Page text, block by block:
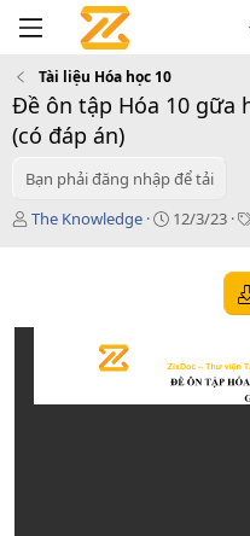
Tài liệu Hóa học 10
Đề ôn tập Hóa 10 gữa
(có đáp án)
Bạn phải đăng nhập để tải
T
ả
The Knowledge
C
n
d
12/3/23